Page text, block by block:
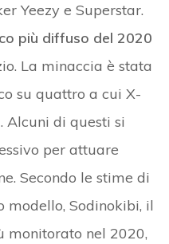
Yeezy e Superstar.
più diffuso del 2020
La minaccia è stata
su quattro a cui X-
Alcuni di questi si
per attuare
Secondo le stime di
modello, Sodinokibi, il
monitorato nel 2020,